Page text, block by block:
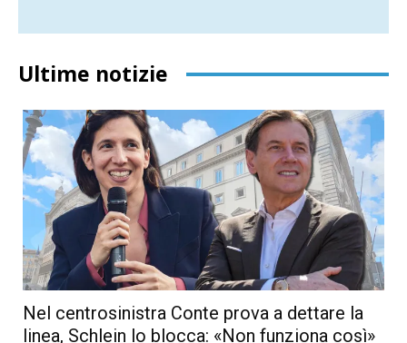
Ultime notizie
Nel centrosinistra Conte prova a dettare la
linea, Schlein lo blocca: «Non funziona così»